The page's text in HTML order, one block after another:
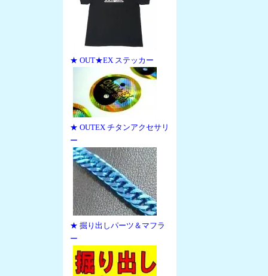
★ OUT★EX ステッカー
★ OUTEX チタンアクセサリ
ー
★ 掘り出しパーツ＆マフラ
ー